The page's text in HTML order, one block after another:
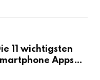
11 wichtigsten
Apps